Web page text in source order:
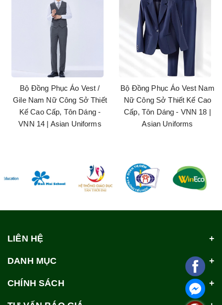
Bộ Đồng Phục Áo Vest /
Gile Nam Nữ Công Sở Thiết
Kế Cao Cấp, Tôn Dáng -
VNN 14 | Asian Uniforms
Bộ Đồng Phục Áo Vest Nam
Nữ Công Sở Thiết Kế Cao
Cấp, Tôn Dáng - VNN 18 |
Asian Uniforms
LIÊN HỆ
DANH MỤC
CHÍNH SÁCH